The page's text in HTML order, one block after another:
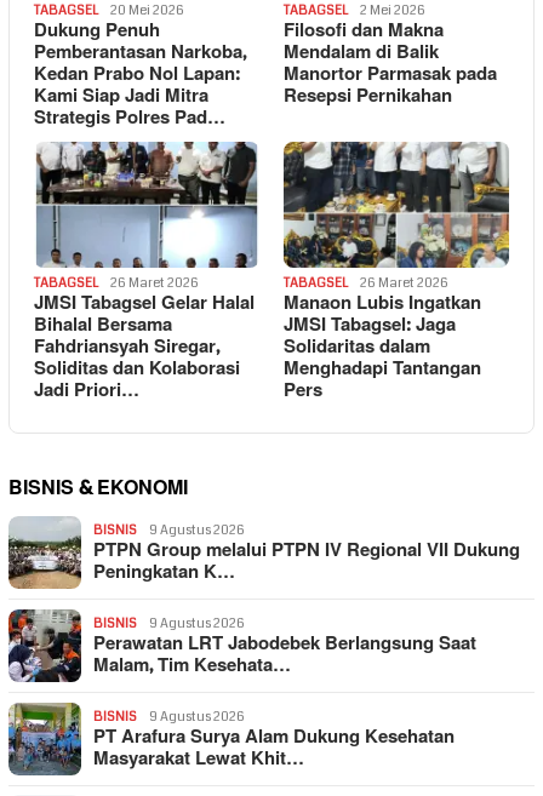
TABAGSEL 20 Mei 2026
Dukung Penuh
Pemberantasan Narkoba,
Kedan Prabo Nol Lapan:
Kami Siap Jadi Mitra
Strategis Polres Pad…
TABAGSEL 2 Mei 2026
Filosofi dan Makna
Mendalam di Balik
Manortor Parmasak pada
Resepsi Pernikahan
TABAGSEL 26 Maret 2026
JMSI Tabagsel Gelar Halal
Bihalal Bersama
Fahdriansyah Siregar,
Soliditas dan Kolaborasi
Jadi Priori…
TABAGSEL 26 Maret 2026
Manaon Lubis Ingatkan
JMSI Tabagsel: Jaga
Solidaritas dalam
Menghadapi Tantangan
Pers
BISNIS & EKONOMI
BISNIS 9 Agustus 2026
PTPN Group melalui PTPN IV Regional VII Dukung
Peningkatan K…
BISNIS 9 Agustus 2026
Perawatan LRT Jabodebek Berlangsung Saat
Malam, Tim Kesehata…
BISNIS 9 Agustus 2026
PT Arafura Surya Alam Dukung Kesehatan
Masyarakat Lewat Khit…